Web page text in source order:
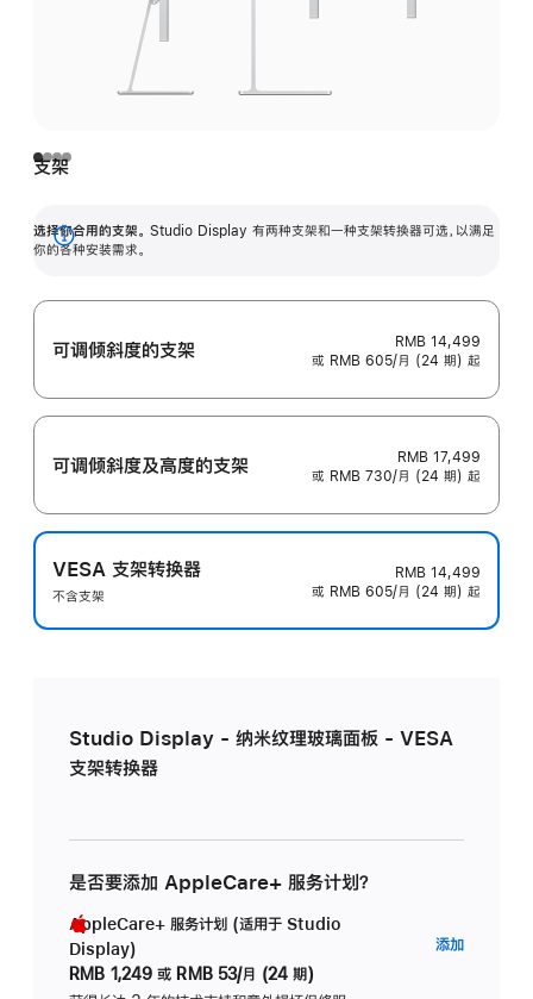
支架
选择你合用的支架。 Studio Display 有两种支架和一种支架转换器可选，以满足
你的各种安装需求。
展
可调倾斜度的支架
RMB 14,499
或 RMB 605/月 (24 期) 起
可调倾斜度及高‍度的支‍架
RMB 17,499
或 RMB 730/月 (24 期) 起
VESA 支架转换器
不含支架
RMB 14,499
或 RMB 605/月 (24 期) 起
Studio Display - 纳米纹理玻璃面板 - VESA
支架转换器
是否要添加 AppleCare+ 服务计划？
AppleCare+ 服务计划 (适用于 Studio
Display)
RMB 1,249 或 RMB 53/月 (24 期)
添加